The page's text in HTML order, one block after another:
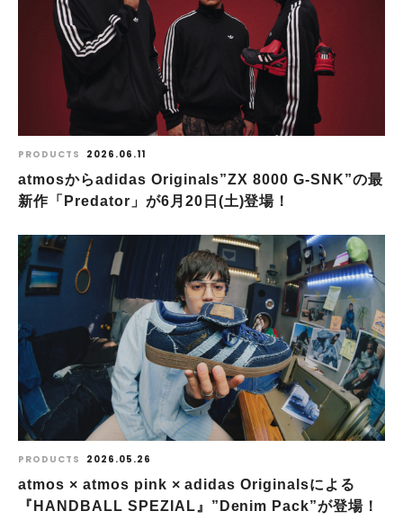
PRODUCTS 2026.06.11
atmosからadidas Originals”ZX 8000 G-SNK”の最
新作「Predator」が6月20日(土)登場！
PRODUCTS 2026.05.26
atmos × atmos pink × adidas Originalsによる
『HANDBALL SPEZIAL』”Denim Pack”が登場！